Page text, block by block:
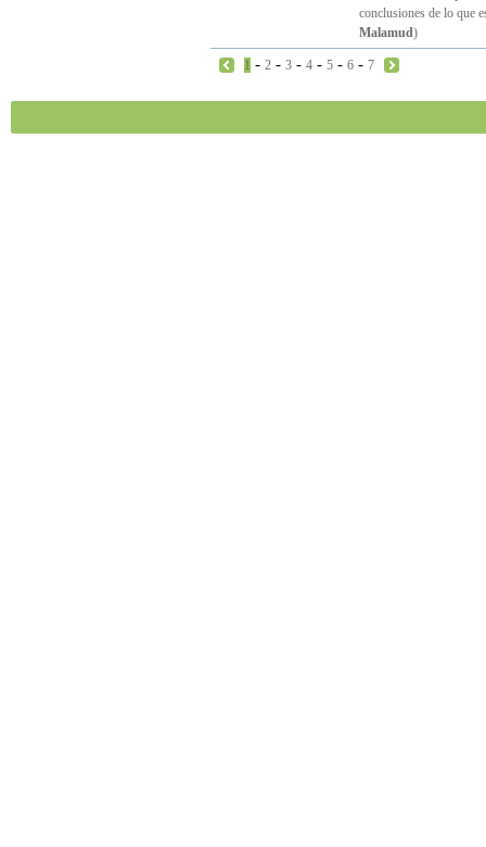
conclusiones de lo que
Malamud)
1 - 2 - 3 - 4 - 5 - 6 - 7